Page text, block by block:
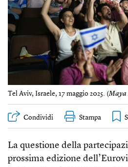
Tel Aviv, Israele, 17 maggio 2025. (Maya
Condividi Stampa
La questione della
prossima edizione